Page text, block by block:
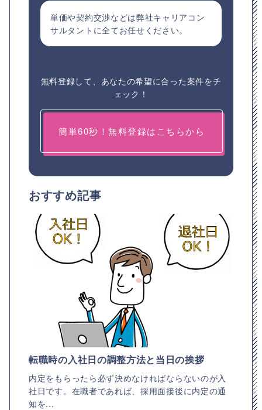
単価や契約交渉などは弊社キャリアコン
サルタントに全てお任せください。
無料登録して、あなたの希望に合った案件をチ
ェック！
簡単60秒！無料登録はこちらから
おすすめ記事
転職時の入社日の調整方法と当日の挨拶
内定をもらったら必ず決めなければならないのが入
社日です。在職者であれば、採用面接後に内定の通
知を...